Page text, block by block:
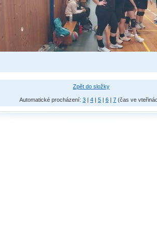
Zpět do složky
Automatické procházení: 3 | 4 | 5 | 6 | 7 (čas ve